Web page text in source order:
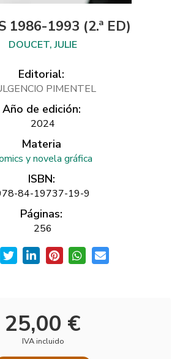
1986-1993 (2.ª ED)
DOUCET, JULIE
Editorial:
PIMENTEL
Año de edición:
2024
Materia
y novela gráfica
ISBN:
84-19737-19-9
Páginas:
256
25,00 €
IVA incluido